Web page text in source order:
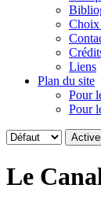
Choix
Liens
Plan du site
Pour
Pour
Le